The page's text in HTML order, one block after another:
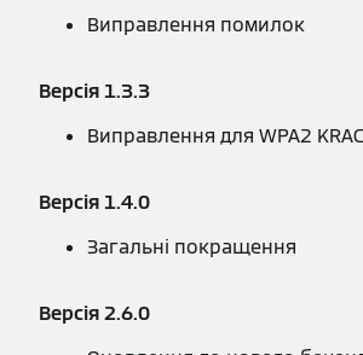
Виправлення помилок
Версія 1.3.3
Виправлення для WPA2
Версія 1.4.0
Загальні покращення
Версія 2.6.0